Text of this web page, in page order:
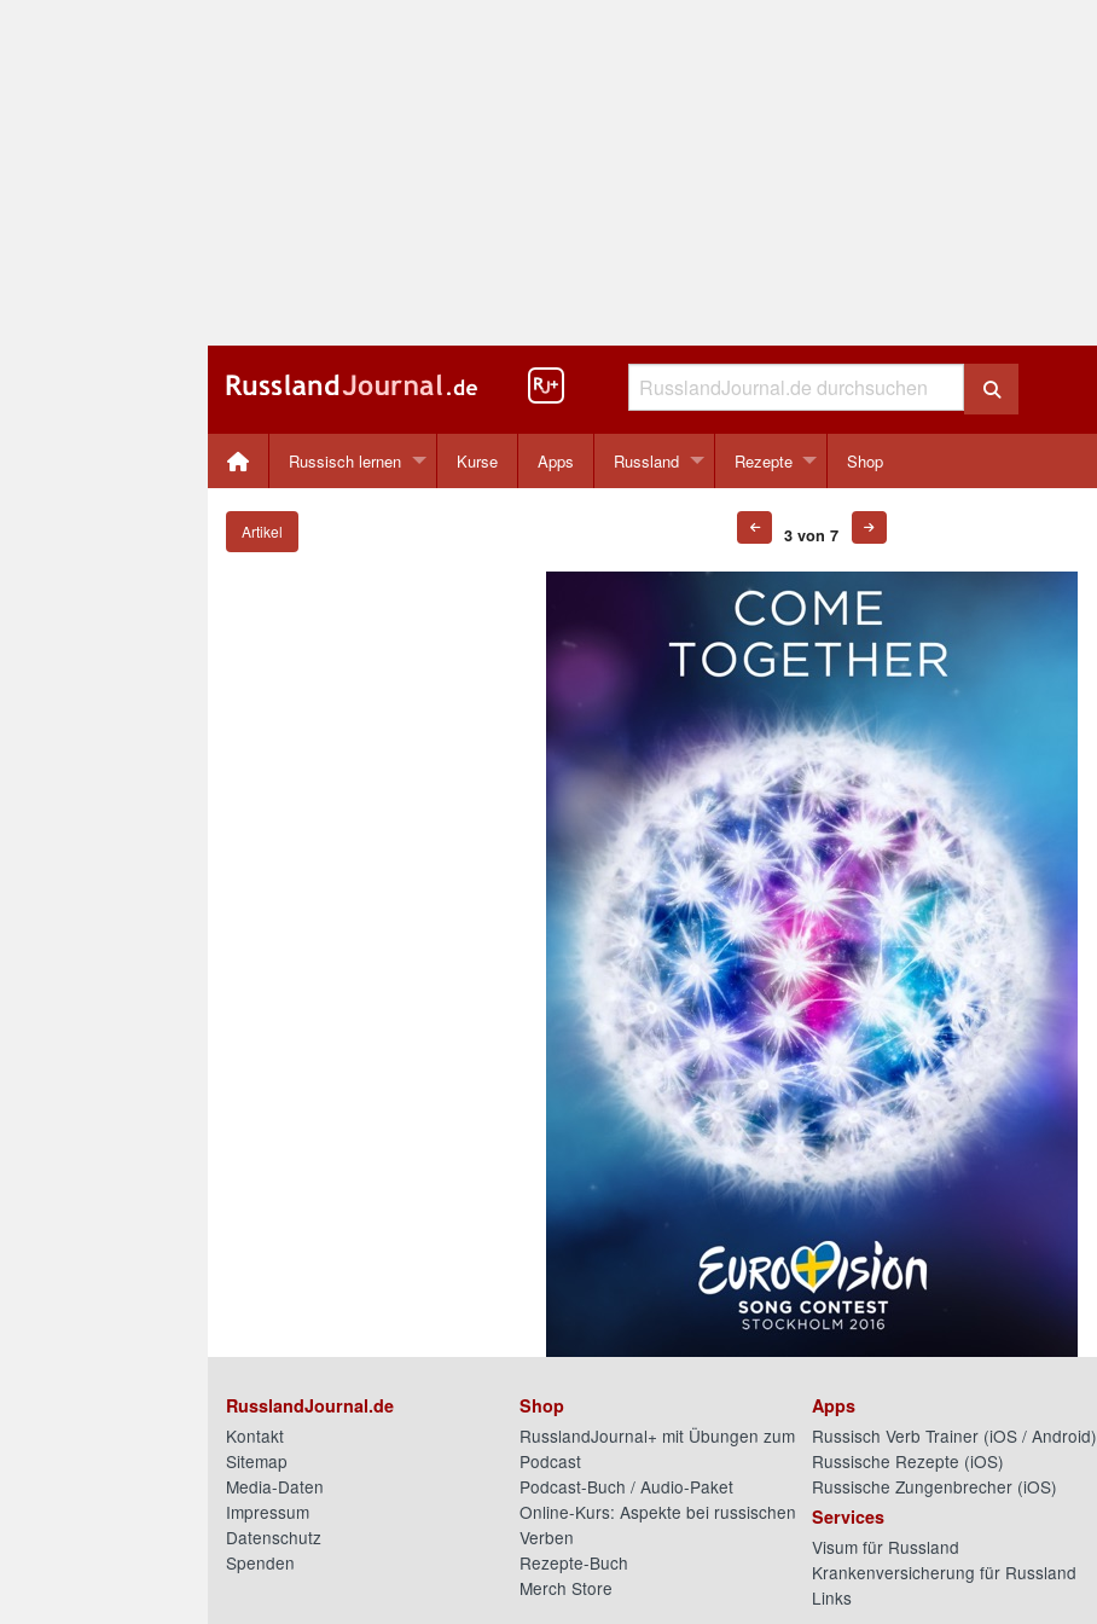
Russisch lernen Kurse Apps Russland Rezepte Shop
Artikel 3 von 7
RusslandJournal.de
Kontakt
Sitemap
Media-Daten
Impressum
Datenschutz
Spenden
Shop
RusslandJournal+ mit Übungen zum
Podcast
Podcast-Buch / Audio-Paket
Online-Kurs: Aspekte bei russischen
Verben
Rezepte-Buch
Merch Store
Apps
Russisch Verb Trainer (iOS / Android)
Russische Rezepte (iOS)
Russische Zungenbrecher (iOS)
Services
Visum für Russland
Krankenversicherung für Russland
Links